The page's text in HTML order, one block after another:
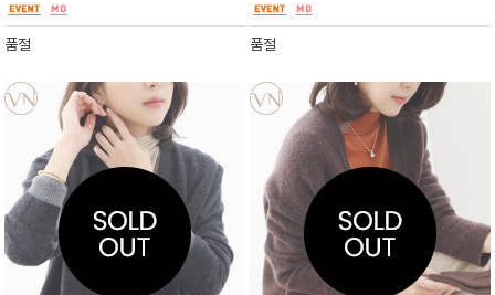
련된 디자인으로 추천해요^^
품절
한 크롭라인으로 어디에나 어울리며 가을겨울봄
까지 3계절 활용하세요~믿고 입는 더카라
품절